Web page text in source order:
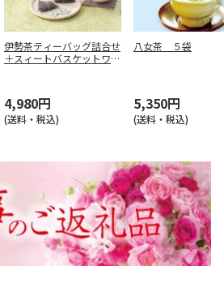
伊勢茶ティーバッグ詰合せ
＋スィートバスケットワッ
4,980円
(送料・税込)
八女茶 ５袋
5,350円
(送料・税込)